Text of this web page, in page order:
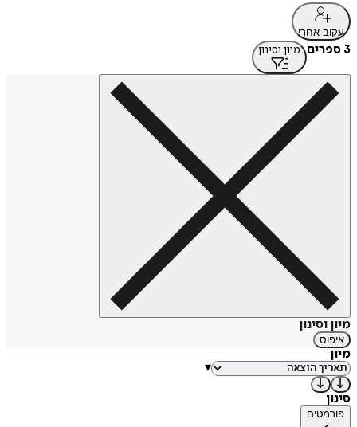
עקוב אחרי
3 ספרים מיון וסינון
מיון וסינון
איפוס
מיון
▾
סינון
פורמטים